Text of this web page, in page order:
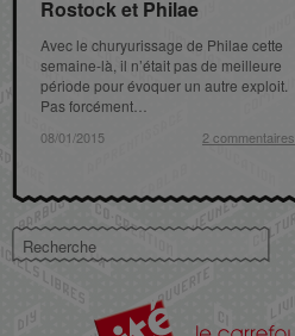
Rostock et Philae
Avec le churyurissage de Philae cette
semaine-là, il n’était pas de meilleure
période pour évoquer un autre exploit.
Pas forcément…
08/01/2015 2 commentaires
Rostock et Philae
08/01/2015 2 commentaires